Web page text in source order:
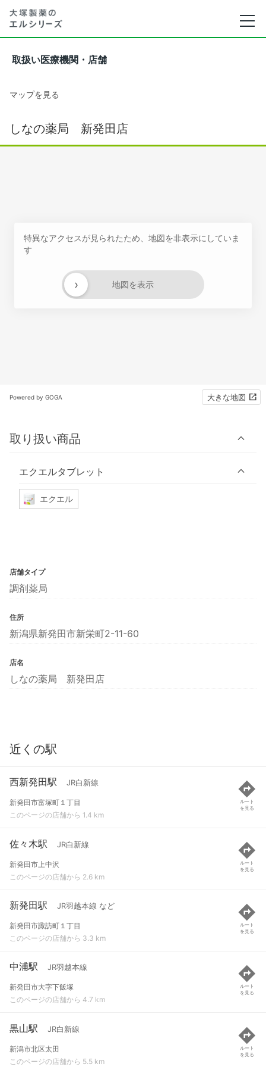
取扱い医療機関・店舗
マップを見る
しなの薬局 新発田店
特異なアクセスが見られたため、地図を非表示にしていま
す
地図を表示
›
Powered by GOGA 大きな地図
取り扱い商品
エクエルタブレット
エクエル
店舗タイプ
調剤薬局
住所
新潟県新発田市新栄町2-11-60
店名
しなの薬局 新発田店
近くの駅
西新発田駅 JR白新線
新発田市富塚町１丁目
このページの店舗から 1.4 km
ルート
を見る
佐々木駅 JR白新線
新発田市上中沢
このページの店舗から 2.6 km
ルート
を見る
新発田駅 JR羽越本線 など
新発田市諏訪町１丁目
このページの店舗から 3.3 km
ルート
を見る
中浦駅 JR羽越本線
新発田市大字下飯塚
このページの店舗から 4.7 km
ルート
を見る
黒山駅 JR白新線
新潟市北区太田
このページの店舗から 5.5 km
ルート
を見る